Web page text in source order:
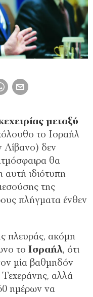
μεταξύ
το Ισραήλ
Λίβανο) δεν
θα
αυτή ιδιότυπη
της
πλήγματα ένθεν
πλευράς, ακόμη
το Ισραήλ, ότι
μία βαθμηδόν
αλλά
ημέρων να